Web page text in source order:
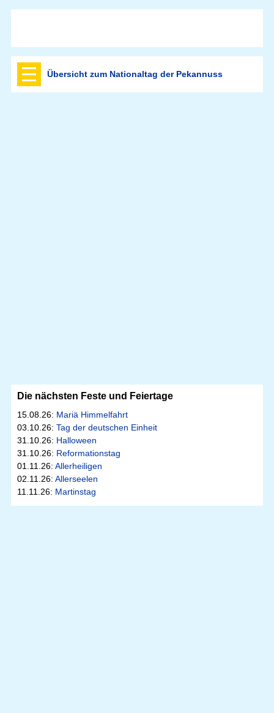
Übersicht zum Nationaltag der Pekannuss
Die nächsten Feste und Feiertage
15.08.26: Mariä Himmelfahrt
03.10.26: Tag der deutschen Einheit
31.10.26: Halloween
31.10.26: Reformationstag
01.11.26: Allerheiligen
02.11.26: Allerseelen
11.11.26: Martinstag